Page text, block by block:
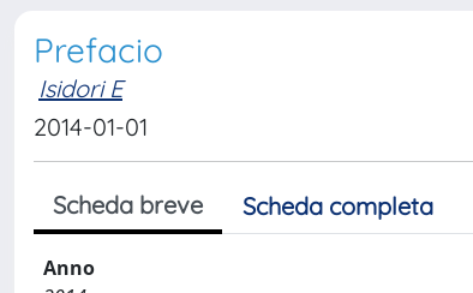
Prefacio
Isidori E
2014-01-01
Scheda breve Scheda completa
Anno